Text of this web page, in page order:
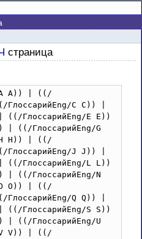
страница
A A)) | ((/
C C)) |
((/ГлоссарийEng/E E))
| ((/ГлоссарийEng/G
H H)) | ((/
J J)) |
((/ГлоссарийEng/L L))
| ((/ГлоссарийEng/N
O O)) | ((/
Q Q)) |
((/ГлоссарийEng/S S))
| ((/ГлоссарийEng/U
V V)) | ((/